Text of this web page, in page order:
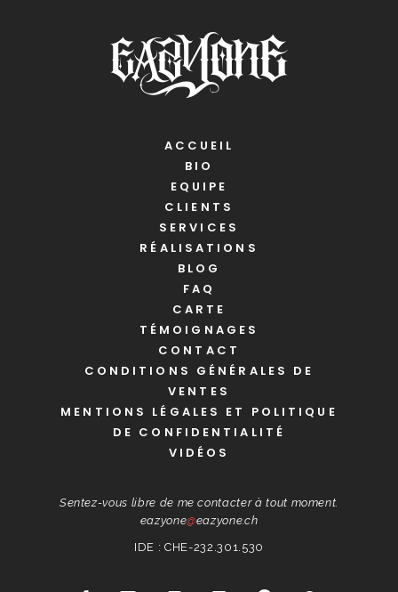
ACCUEIL
BIO
EQUIPE
CLIENTS
SERVICES
RÉALISATIONS
BLOG
FAQ
CARTE
TÉMOIGNAGES
CONTACT
CONDITIONS GÉNÉRALES DE
VENTES
MENTIONS LÉGALES ET POLITIQUE
DE CONFIDENTIALITÉ
VIDÉOS
Sentez-vous libre de me contacter à tout moment.
eazyone@eazyone.ch
IDE : CHE-232.301.530